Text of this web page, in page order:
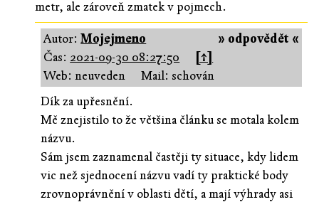
metr, ale zároveň zmatek v pojmech.
» odpovědět «
Autor:Mojejmeno
Čas: 2021-09-30 08:27:50
[↑]
Web: neuveden
Mail: schován
Dík za upřesnění.
Mě znejistilo to že většina článku se motala kolem
názvu.
Sám jsem zaznamenal častěji ty situace, kdy lidem
vic než sjednocení názvu vadí ty praktické body
zrovnoprávnění v oblasti dětí, a mají výhrady asi